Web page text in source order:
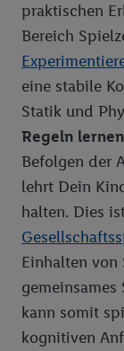
praktischen
Bereich
eine stabile
Statik und
Regeln
Befolgen der
lehrt Dein
halten. Dies
Einhalten von
kann somit
kognitiven